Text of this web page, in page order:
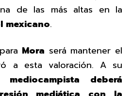
de las más altas en la
mexicano.
Mora será mantener el
a esta valoración. A su
mediocampista
deberá